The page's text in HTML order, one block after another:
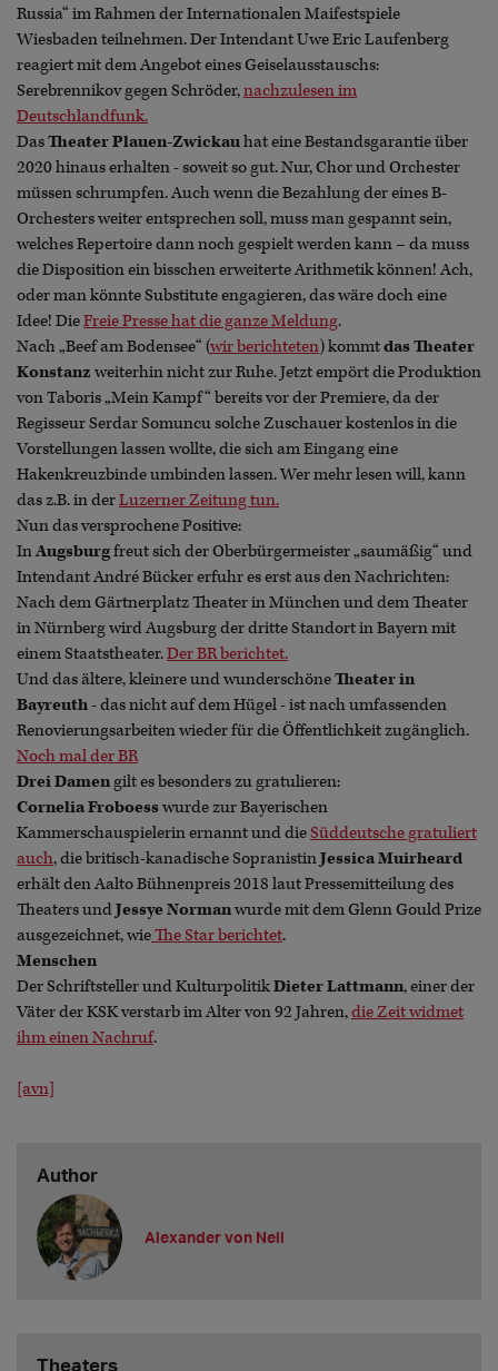
Russia“ im Rahmen der Internationalen Maifestspiele
Wiesbaden teilnehmen. Der Intendant Uwe Eric Laufenberg
reagiert mit dem Angebot eines Geiselausstauschs:
Serebrennikov gegen Schröder,nachzulesen im
Deutschlandfunk.
DasTheater Plauen-Zwickauhat eine Bestandsgarantie über
2020 hinaus erhalten - soweit so gut. Nur, Chor und Orchester
müssen schrumpfen. Auch wenn die Bezahlung der eines B-
Orchesters weiter entsprechen soll, muss man gespannt sein,
welches Repertoire dann noch gespielt werden kann – da muss
die Disposition ein bisschen erweiterte Arithmetik können! Ach,
oder man könnte Substitute engagieren, das wäre doch eine
Idee! DieFreie Presse hat die ganze Meldung.
Nach „Beef am Bodensee“ (wir berichteten) kommtdas Theater
Konstanz weiterhin nicht zur Ruhe. Jetzt empört die Produktion
von Taboris „Mein Kampf“ bereits vor der Premiere, da der
Regisseur Serdar Somuncu solche Zuschauer kostenlos in die
Vorstellungen lassen wollte, die sich am Eingang eine
Hakenkreuzbinde umbinden lassen. Wer mehr lesen will, kann
das z.B. in derLuzerner Zeitung tun.
Nun das versprochene Positive:
InAugsburgfreut sich der Oberbürgermeister „saumäßig“ und
Intendant André Bücker erfuhr es erst aus den Nachrichten:
Nach dem Gärtnerplatz Theater in München und dem Theater
in Nürnberg wird Augsburg der dritte Standort in Bayern mit
einem Staatstheater.Der BR berichtet.
Und das ältere, kleinere und wunderschöneTheater in
Bayreuth- das nicht auf dem Hügel - ist nach umfassenden
Renovierungsarbeiten wieder für die Öffentlichkeit zugänglich.
Noch mal der BR
Drei Damengilt es besonders zu gratulieren:
Cornelia Froboesswurde zur Bayerischen
Kammerschauspielerin ernannt und dieSüddeutsche gratuliert
auch, die britisch-kanadische SopranistinJessica Muirheard
erhält den Aalto Bühnenpreis 2018 laut Pressemitteilung des
Theaters undJessye Normanwurde mit dem Glenn Gould Prize
ausgezeichnet, wieThe Star berichtet.
Menschen
Der Schriftsteller und KulturpolitikDieter Lattmann, einer der
Väter der KSK verstarb im Alter von 92 Jahren,die Zeit widmet
ihm einen Nachruf.
[avn]
Author
Alexander von Nell
Theaters